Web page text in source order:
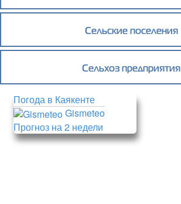
Сельские поселения
Сельхоз предприятия
Погода в Каякенте
Gismeteo
Прогноз на 2 недели